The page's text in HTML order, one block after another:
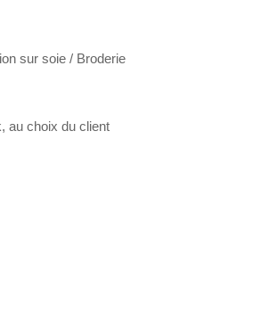
sur soie / Broderie
au choix du client